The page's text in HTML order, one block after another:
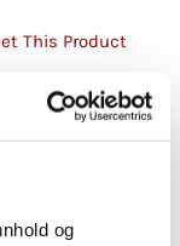
og
This Product